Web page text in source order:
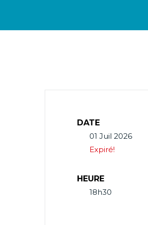
DATE
01 Juil 2026
Expiré!
HEURE
18h30